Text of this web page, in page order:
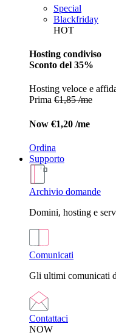
Special
Blackfriday
HOT
Hosting condiviso
Sconto del 35%
Hosting veloce e
Prima €1,85 /me
Now €1,20 /me
Ordina
Supporto
Archivio domande
Domini, hosting e
Comunicati
Gli ultimi comunicati
Contattaci
NOW